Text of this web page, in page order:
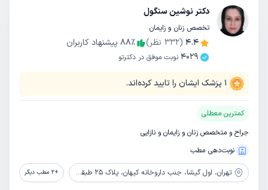
دکتر نوشین سنگول
تخصص زنان و زایمان
4.4
(
332 نظر) 88٪
پیشنهاد کاربران
4029 نوبت موفق در دکترتو
1 پزشک ایشان را تایید کرده‌اند.
کمترین معطلی
جراح و متخصص زنان و زایمان و نازایی
نوبت‌دهی مطب
تهران، اول گیشا، جنب داروخانه کیهان، پلاک 25 طبقه همکف +
2 مطب دیگر